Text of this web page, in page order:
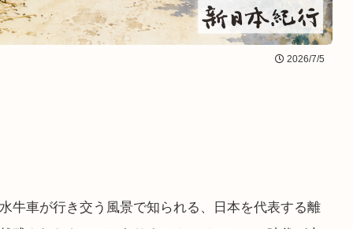
2026/7/5
牛車が行き交う風景で知られる、日本を代表する離